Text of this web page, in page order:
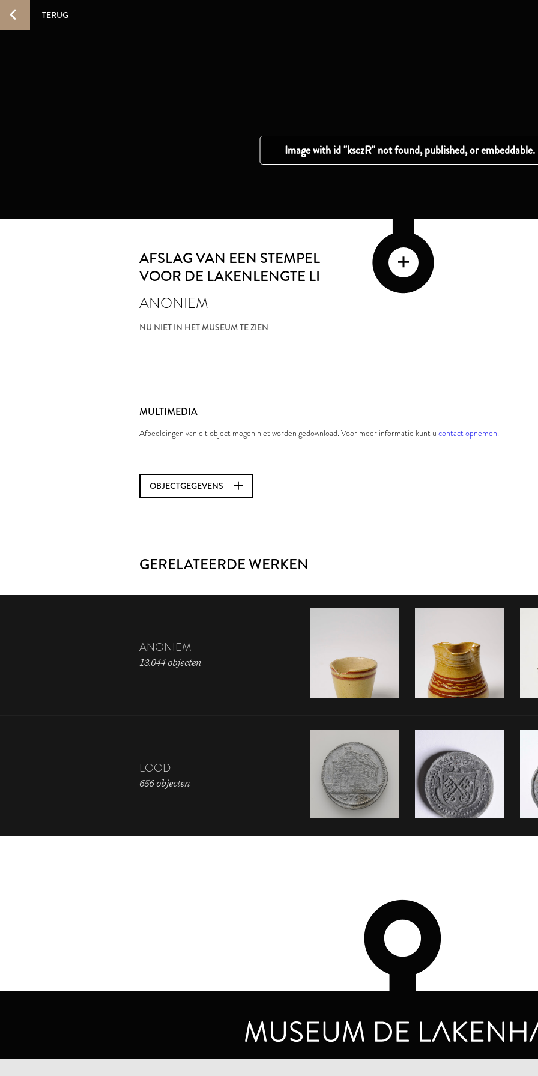
TERUG
AFSLAG VAN EEN STEMPEL
VOOR DE LAKENLENGTE LI
ANONIEM
NU NIET IN HET MUSEUM TE ZIEN
MULTIMEDIA
Afbeeldingen van dit object mogen niet worden gedownload. Voor meer informatie kunt u contact opnemen.
OBJECTGEGEVENS
GERELATEERDE WERKEN
ANONIEM
13.044 objecten
LOOD
656 objecten